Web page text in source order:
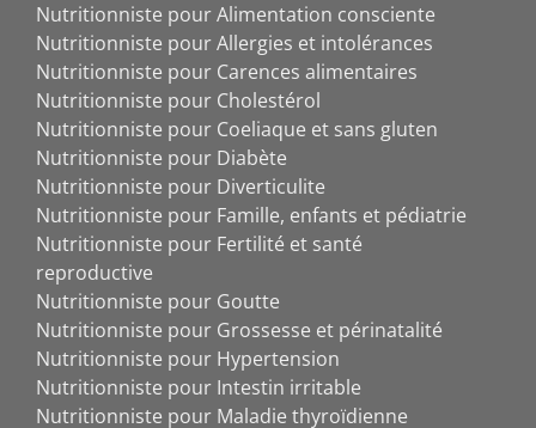
Nutritionniste pour Alimentation consciente
Nutritionniste pour Allergies et intolérances
Nutritionniste pour Carences alimentaires
Nutritionniste pour Cholestérol
Nutritionniste pour Coeliaque et sans gluten
Nutritionniste pour Diabète
Nutritionniste pour Diverticulite
Nutritionniste pour Famille, enfants et pédiatrie
Nutritionniste pour Fertilité et santé
reproductive
Nutritionniste pour Goutte
Nutritionniste pour Grossesse et périnatalité
Nutritionniste pour Hypertension
Nutritionniste pour Intestin irritable
Nutritionniste pour Maladie thyroïdienne